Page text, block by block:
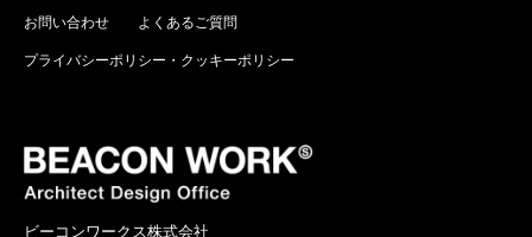
ビーコンワークス株式会社
お問い合わせ よくあるご質問
プライバシーポリシー・クッキーポリシー